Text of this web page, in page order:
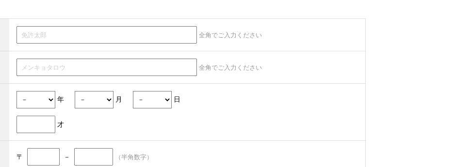
全角でご入力ください
全角でご入力ください
年 月 日
才
〒 － （半角数字）